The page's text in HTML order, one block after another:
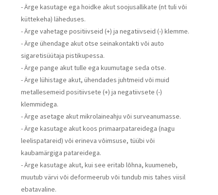
- Ärge kasutage ega hoidke akut soojusallikate (nt tuli või
küttekeha) läheduses.
- Ärge vahetage positiivseid (+) ja negatiivseid (-) klemme.
- Ärge ühendage akut otse seinakontakti või auto
sigaretisüütaja pistikupessa.
- Ärge pange akut tulle ega kuumutage seda otse.
- Ärge lühistage akut, ühendades juhtmeid või muid
metallesemeid positiivsete (+) ja negatiivsete (-)
klemmidega.
- Ärge asetage akut mikrolaineahju või surveanumasse.
- Ärge kasutage akut koos primaarpatareidega (nagu
leelispatareid) või erineva võimsuse, tüübi või
kaubamärgiga patareidega.
- Ärge kasutage akut, kui see eritab lõhna, kuumeneb,
muutub värvi või deformeerub või tundub mis tahes viisil
ebatavaline.